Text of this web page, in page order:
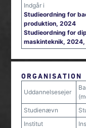
Indgår i
Studieordning for
produktion, 2024
Studieordning for
maskinteknik, 2024,
ORGANISATION
Uddannelsesejer
Studienævn
Institut